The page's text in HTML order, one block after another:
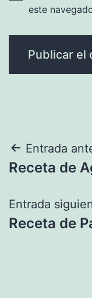
este
de
Entrada
Receta de
Entrada
Receta de